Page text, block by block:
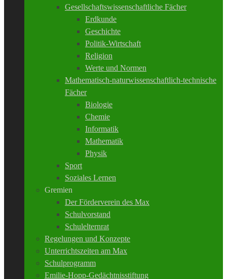
Gesellschaftswissenschaftliche Fächer
Erdkunde
Geschichte
Politik-Wirtschaft
Religion
Werte und Normen
Mathematisch-naturwissenschaftlich-technische
Fächer
Biologie
Chemie
Informatik
Mathematik
Physik
Sport
Soziales Lernen
Gremien
Der Förderverein des Max
Schulvorstand
Schulelternrat
Regelungen und Konzepte
Unterrichtszeiten am Max
Schulprogramm
Emilie-Hopp-Gedächtnisstiftung